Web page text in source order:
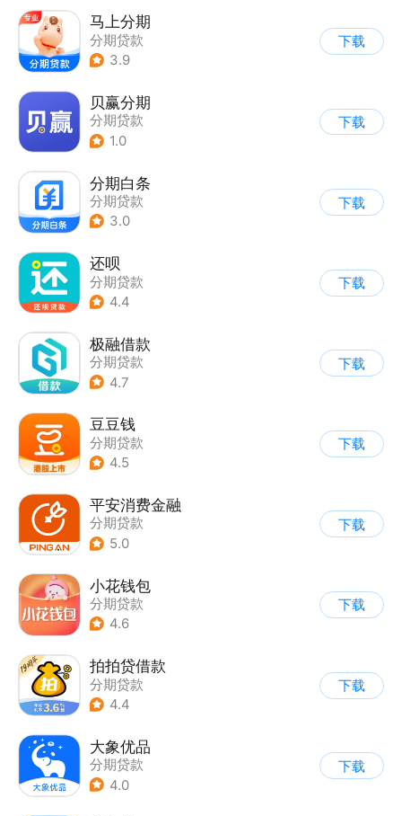
马上分期
分期贷款
3.9
下载
贝赢分期
分期贷款
1.0
下载
分期白条
分期贷款
3.0
下载
还呗
分期贷款
4.4
下载
极融借款
分期贷款
4.7
下载
豆豆钱
分期贷款
4.5
下载
平安消费金融
分期贷款
5.0
下载
小花钱包
分期贷款
4.6
下载
拍拍贷借款
分期贷款
4.4
下载
大象优品
分期贷款
4.0
下载